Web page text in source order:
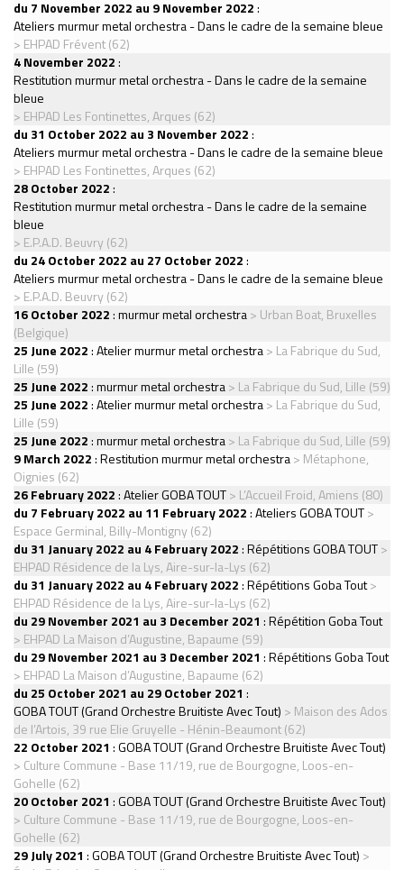
du 7 November 2022 au 9 November 2022:
Ateliers murmur metal orchestra - Dans le cadre de la semaine bleue
> EHPAD Frévent (62)
4 November 2022:
Restitution murmur metal orchestra - Dans le cadre de la semaine
bleue
> EHPAD Les Fontinettes, Arques (62)
du 31 October 2022 au 3 November 2022:
Ateliers murmur metal orchestra - Dans le cadre de la semaine bleue
> EHPAD Les Fontinettes, Arques (62)
28 October 2022:
Restitution murmur metal orchestra - Dans le cadre de la semaine
bleue
> E.P.A.D. Beuvry (62)
du 24 October 2022 au 27 October 2022:
Ateliers murmur metal orchestra - Dans le cadre de la semaine bleue
> E.P.A.D. Beuvry (62)
16 October 2022:murmur metal orchestra> Urban Boat, Bruxelles
(Belgique)
25 June 2022:Atelier murmur metal orchestra> La Fabrique du Sud,
Lille (59)
25 June 2022:murmur metal orchestra> La Fabrique du Sud, Lille (59)
25 June 2022:Atelier murmur metal orchestra> La Fabrique du Sud,
Lille (59)
25 June 2022:murmur metal orchestra> La Fabrique du Sud, Lille (59)
9 March 2022:Restitution murmur metal orchestra> Métaphone,
Oignies (62)
26 February 2022:Atelier GOBA TOUT> L’Accueil Froid, Amiens (80)
du 7 February 2022 au 11 February 2022:Ateliers GOBA TOUT>
Espace Germinal, Billy-Montigny (62)
du 31 January 2022 au 4 February 2022:Répétitions GOBA TOUT>
EHPAD Résidence de la Lys, Aire-sur-la-Lys (62)
du 31 January 2022 au 4 February 2022:Répétitions Goba Tout>
EHPAD Résidence de la Lys, Aire-sur-la-Lys (62)
du 29 November 2021 au 3 December 2021 :Répétition Goba Tout
> EHPAD La Maison d’Augustine, Bapaume (59)
du 29 November 2021 au 3 December 2021 :Répétitions Goba Tout
> EHPAD La Maison d’Augustine, Bapaume (62)
du 25 October 2021 au 29 October 2021 :
GOBA TOUT (Grand Orchestre Bruitiste Avec Tout) > Maison des Ados
de l’Artois, 39 rue Elie Gruyelle - Hénin-Beaumont (62)
22 October 2021 :GOBA TOUT (Grand Orchestre Bruitiste Avec Tout)
> Culture Commune - Base 11/19, rue de Bourgogne, Loos-en-
Gohelle (62)
20 October 2021 :GOBA TOUT (Grand Orchestre Bruitiste Avec Tout)
> Culture Commune - Base 11/19, rue de Bourgogne, Loos-en-
Gohelle (62)
29 July 2021 :GOBA TOUT (Grand Orchestre Bruitiste Avec Tout) >